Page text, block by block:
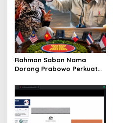
Rahman Sabon Nama
Dorong Prabowo Perkuat
Dampak Perang Iran-Israel